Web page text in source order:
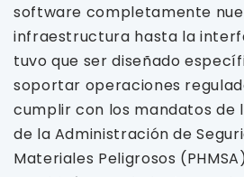
software completamente
infraestructura hasta la
tuvo que ser diseñado
soportar operaciones
cumplir con los mandatos de
de la Administración de
Materiales Peligrosos